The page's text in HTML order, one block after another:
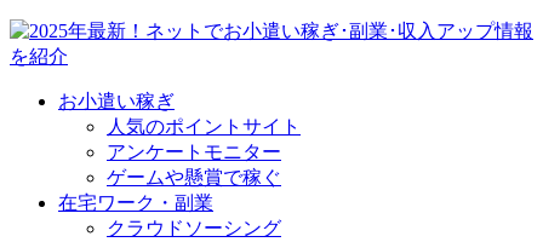
お小遣い稼ぎ
人気のポイントサイト
アンケートモニター
ゲームや懸賞で稼ぐ
在宅ワーク・副業
クラウドソーシング